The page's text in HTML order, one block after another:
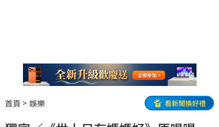
首頁 娛樂 看新聞換好禮